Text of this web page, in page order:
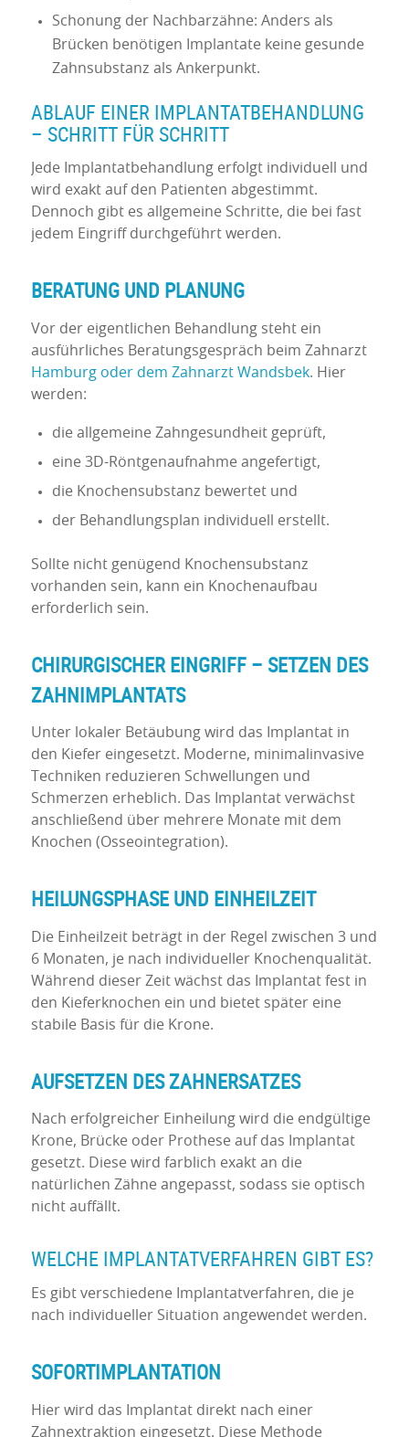
Schonung der Nachbarzähne: Anders als
Brücken benötigen Implantate keine gesunde
Zahnsubstanz als Ankerpunkt.
ABLAUF EINER IMPLANTATBEHANDLUNG
– SCHRITT FÜR SCHRITT
Jede Implantatbehandlung erfolgt individuell und
wird exakt auf den Patienten abgestimmt.
Dennoch gibt es allgemeine Schritte, die bei fast
jedem Eingriff durchgeführt werden.
BERATUNG UND PLANUNG
Vor der eigentlichen Behandlung steht ein
ausführliches Beratungsgespräch beim Zahnarzt
Hamburg oder dem Zahnarzt Wandsbek. Hier
werden:
die allgemeine Zahngesundheit geprüft,
eine 3D-Röntgenaufnahme angefertigt,
die Knochensubstanz bewertet und
der Behandlungsplan individuell erstellt.
Sollte nicht genügend Knochensubstanz
vorhanden sein, kann ein Knochenaufbau
erforderlich sein.
CHIRURGISCHER EINGRIFF – SETZEN DES
ZAHNIMPLANTATS
Unter lokaler Betäubung wird das Implantat in
den Kiefer eingesetzt. Moderne, minimalinvasive
Techniken reduzieren Schwellungen und
Schmerzen erheblich. Das Implantat verwächst
anschließend über mehrere Monate mit dem
Knochen (Osseointegration).
HEILUNGSPHASE UND EINHEILZEIT
Die Einheilzeit beträgt in der Regel zwischen 3 und
6 Monaten, je nach individueller Knochenqualität.
Während dieser Zeit wächst das Implantat fest in
den Kieferknochen ein und bietet später eine
stabile Basis für die Krone.
AUFSETZEN DES ZAHNERSATZES
Nach erfolgreicher Einheilung wird die endgültige
Krone, Brücke oder Prothese auf das Implantat
gesetzt. Diese wird farblich exakt an die
natürlichen Zähne angepasst, sodass sie optisch
nicht auffällt.
WELCHE IMPLANTATVERFAHREN GIBT ES?
Es gibt verschiedene Implantatverfahren, die je
nach individueller Situation angewendet werden.
SOFORTIMPLANTATION
Hier wird das Implantat direkt nach einer
Zahnextraktion eingesetzt. Diese Methode